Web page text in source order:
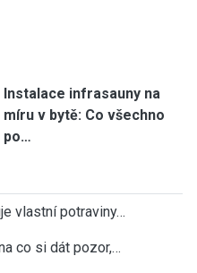
Instalace infrasauny na
míru v bytě: Co všechno
po…
vlastní potraviny…
co si dát pozor,…